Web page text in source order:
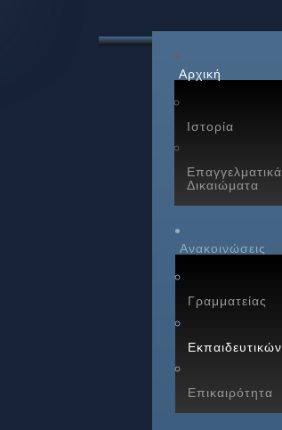
Αρχική
Ιστορία
Επαγγελματικά
Δικαιώματα
Ανακοινώσεις
Γραμματείας
Εκπαιδευτικών
Επικαιρότητα